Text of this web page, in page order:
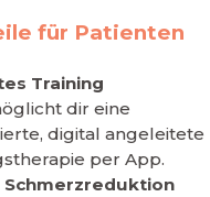
für Patienten
Training
dir eine
digital angeleitete
per App.